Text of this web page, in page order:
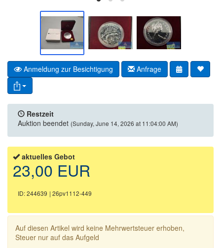
Anmeldung zur Besichtigung Anfrage
Restzeit
Auktion beendet (Sunday, June 14, 2026 at 11:04:00 AM)
aktuelles Gebot
23,00 EUR
ID: 244639 | 26pv1112-449
Auf diesen Artikel wird keine Mehrwertsteuer erhoben,
Steuer nur auf das Aufgeld